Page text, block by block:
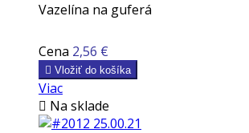
Vazelína na guferá
Cena 2,56 €
 Vložiť do košíka
Viac
 Na sklade